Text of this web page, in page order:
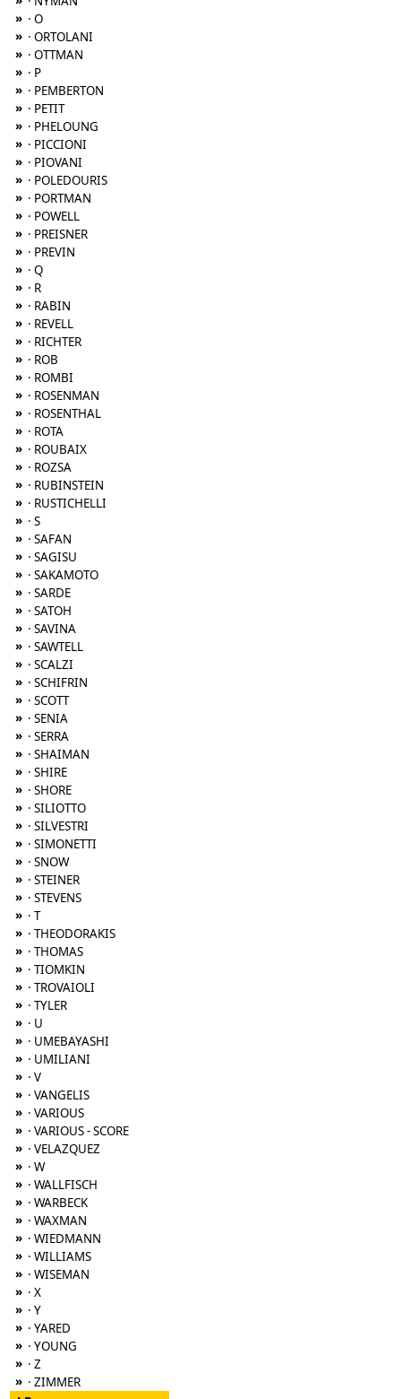
» · O
» · ORTOLANI
» · OTTMAN
» · P
» · PEMBERTON
» · PETIT
» · PHELOUNG
» · PICCIONI
» · PIOVANI
» · POLEDOURIS
» · PORTMAN
» · POWELL
» · PREISNER
» · PREVIN
» · Q
» · R
» · RABIN
» · REVELL
» · RICHTER
» · ROB
» · ROMBI
» · ROSENMAN
» · ROSENTHAL
» · ROTA
» · ROUBAIX
» · ROZSA
» · RUBINSTEIN
» · RUSTICHELLI
» · S
» · SAFAN
» · SAGISU
» · SAKAMOTO
» · SARDE
» · SATOH
» · SAVINA
» · SAWTELL
» · SCALZI
» · SCHIFRIN
» · SCOTT
» · SENIA
» · SERRA
» · SHAIMAN
» · SHIRE
» · SHORE
» · SILIOTTO
» · SILVESTRI
» · SIMONETTI
» · SNOW
» · STEINER
» · STEVENS
» · T
» · THEODORAKIS
» · THOMAS
» · TIOMKIN
» · TROVAIOLI
» · TYLER
» · U
» · UMEBAYASHI
» · UMILIANI
» · V
» · VANGELIS
» · VARIOUS
» · VARIOUS - SCORE
» · VELAZQUEZ
» · W
» · WALLFISCH
» · WARBECK
» · WAXMAN
» · WIEDMANN
» · WILLIAMS
» · WISEMAN
» · X
» · Y
» · YARED
» · YOUNG
» · Z
» · ZIMMER